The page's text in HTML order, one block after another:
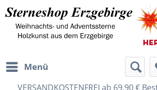
Menü
VERSANDKOSTENFREI ab 69,90 €